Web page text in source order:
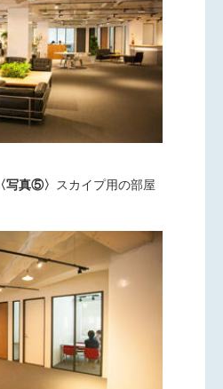
〈写真⑤〉
スカイプ用の部屋